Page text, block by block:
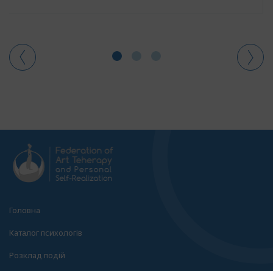
Головна
Каталог психологів
Розклад подій